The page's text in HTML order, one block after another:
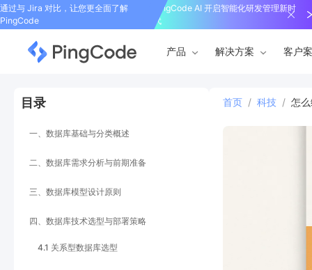
通过与 Jira 对比，让您更全面了解
PingCode
PingCode AI 开启智能化研发管理新时
代
产品 解决方案 客户
目录
一、数据库基础与分类概述
二、数据库需求分析与前期准备
三、数据库模型设计原则
四、数据库技术选型与部署策略
4.1 关系型数据库选型
首页 / 科技 / 怎